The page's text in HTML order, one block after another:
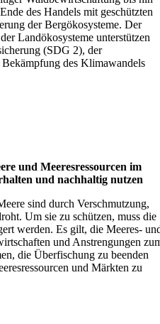
des Handels mit geschützten
der Bergökosysteme. Der
Landökosysteme unterstützen
(SDG 2), der
des Klimawandels
und Mee­res­res­sour­cen im
und nach­hal­tig nut­zen
sind durch Verschmutzung,
Um sie zu schützen, muss die
werden. Es gilt, die Meeres-
und Anstrengungen
die Überfischung zu beenden
und Märkten zu